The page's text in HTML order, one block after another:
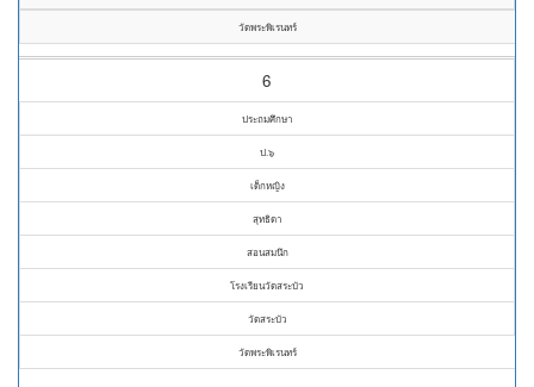
วัดพระพิเรนทร์
6
ประถมศึกษา
ป.๖
เด็กหญิง
สุทธิดา
สอนสมนึก
โรงเรียนวัดสระบัว
วัดสระบัว
วัดพระพิเรนทร์